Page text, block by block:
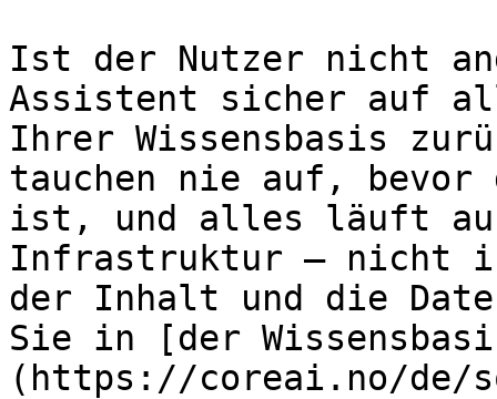
Ist der Nutzer nicht
Assistent sicher auf
Ihrer Wissensbasis
tauchen nie auf,
ist, und alles läuft
Infrastruktur – nicht
der Inhalt und die Daten
Sie in [der
(https://coreai.no/de/